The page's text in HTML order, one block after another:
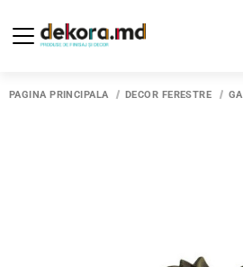
PAGINA PRINCIPALĂ DECOR FERESTRE